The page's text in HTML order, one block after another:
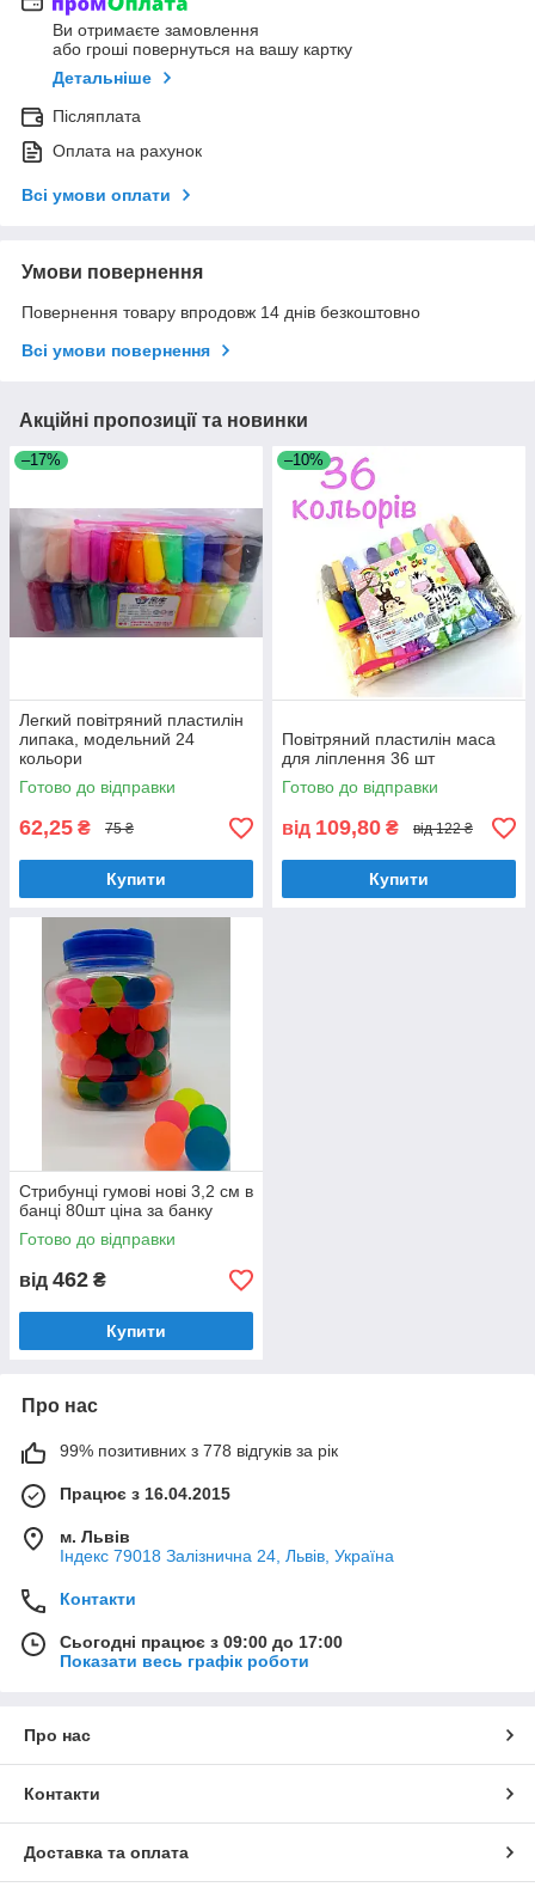
Ви отримаєте замовлення
або гроші повернуться на вашу картку
Детальніше
Післяплата
Оплата на рахунок
Всі умови оплати
Умови повернення
Повернення товару впродовж 14 днів безкоштовно
Всі умови повернення
Акційні пропозиції та новинки
–17%
Легкий повітряний пластилін
липака, модельний 24
кольори
Готово до відправки
62,25 ₴ 75 ₴
Купити
–10%
Повітряний пластилін маса
для ліплення 36 шт
Готово до відправки
від 109,80 ₴ від 122 ₴
Купити
Стрибунці гумові нові 3,2 см в
банці 80шт ціна за банку
Готово до відправки
від 462 ₴
Купити
Про нас
99% позитивних з 778 відгуків за рік
Працює з 16.04.2015
м. Львів
Індекс 79018 Залізнична 24, Львів, Україна
Контакти
Сьогодні працює з 09:00 до 17:00
Показати весь графік роботи
Про нас
Контакти
Доставка та оплата